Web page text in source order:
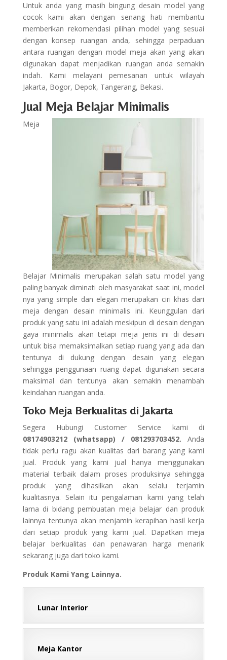
Untuk anda yang masih bingung desain model yang
cocok kami akan dengan senang hati membantu
memberikan rekomendasi pilihan model yang sesuai
dengan konsep ruangan anda, sehingga perpaduan
antara ruangan dengan model meja akan yang akan
digunakan dapat menjadikan ruangan anda semakin
indah. Kami melayani pemesanan untuk wilayah
Jakarta, Bogor, Depok, Tangerang, Bekasi.
Jual Meja Belajar Minimalis
Meja
Belajar Minimalis merupakan salah satu model yang
paling banyak diminati oleh masyarakat saat ini, model
nya yang simple dan elegan merupakan ciri khas dari
meja dengan desain minimalis ini. Keunggulan dari
produk yang satu ini adalah meskipun di desain dengan
gaya minimalis akan tetapi meja jenis ini di desain
untuk bisa memaksimalkan setiap ruang yang ada dan
tentunya di dukung dengan desain yang elegan
sehingga penggunaan ruang dapat digunakan secara
maksimal dan tentunya akan semakin menambah
keindahan ruangan anda.
Toko Meja Berkualitas di Jakarta
Segera Hubungi Customer Service kami di
08174903212 (whatsapp) / 081293703452.Anda
tidak perlu ragu akan kualitas dari barang yang kami
jual. Produk yang kami jual hanya menggunakan
material terbaik dalam proses produksinya sehingga
produk yang dihasilkan akan selalu terjamin
kualitasnya. Selain itu pengalaman kami yang telah
lama di bidang pembuatan meja belajar dan produk
lainnya tentunya akan menjamin kerapihan hasil kerja
dari setiap produk yang kami jual. Dapatkan meja
belajar berkualitas dan penawaran harga menarik
sekarang juga dari toko kami.
Produk Kami Yang Lainnya.
Lunar Interior
Meja Kantor